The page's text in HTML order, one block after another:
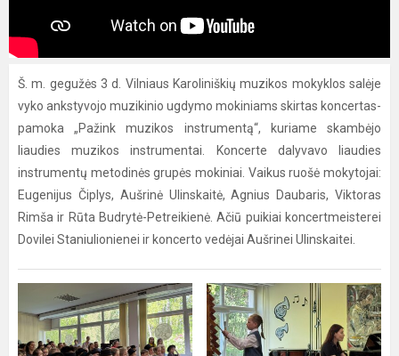
Š. m. gegužės 3 d. Vilniaus Karoliniškių muzikos mokyklos salėje
vyko ankstyvojo muzikinio ugdymo mokiniams skirtas koncertas-
pamoka „Pažink muzikos instrumentą“, kuriame skambėjo
liaudies muzikos instrumentai. Koncerte dalyvavo liaudies
instrumentų metodinės grupės mokiniai. Vaikus ruošė mokytojai:
Eugenijus Čiplys, Aušrinė Ulinskaitė, Agnius Daubaris, Viktoras
Rimša ir Rūta Budrytė-Petreikienė. Ačiū puikiai koncertmeisterei
Dovilei Staniulionienei ir koncerto vedėjai Aušrinei Ulinskaitei.